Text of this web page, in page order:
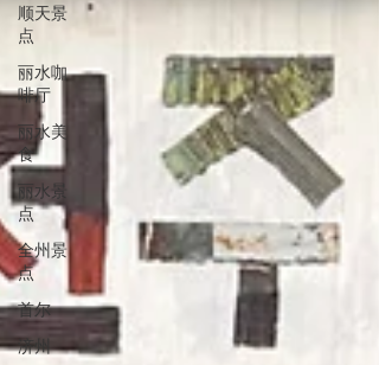
顺天景
点
丽水咖
啡厅
丽水美
食
丽水景
点
全州景
点
首尔
济州